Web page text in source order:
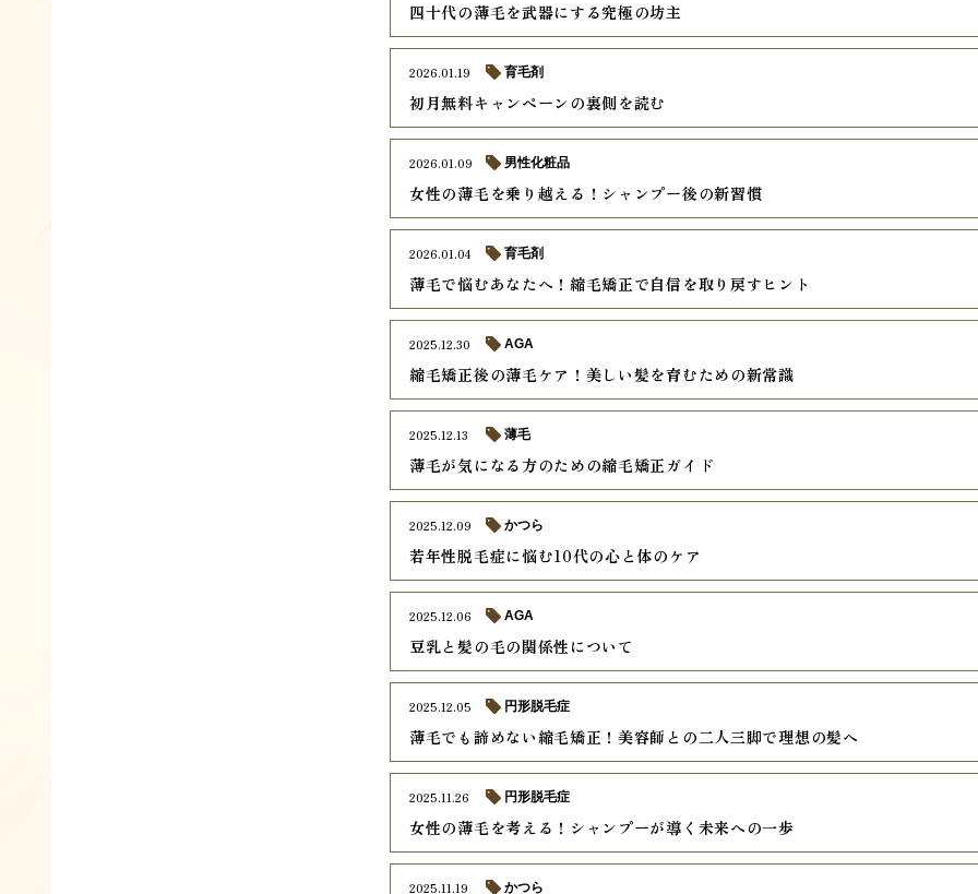
四十代の薄毛を武器にする究極の坊主
初月無料キャンペーンの裏側を読む
2026.01.19 育毛剤
女性の薄毛を乗り越える！シャンプー後の新習慣
2026.01.09 男性化粧品
薄毛で悩むあなたへ！縮毛矯正で自信を取り戻すヒント
2026.01.04 育毛剤
縮毛矯正後の薄毛ケア！美しい髪を育むための新常識
2025.12.30 AGA
薄毛が気になる方のための縮毛矯正ガイド
2025.12.13 薄毛
若年性脱毛症に悩む10代の心と体のケア
2025.12.09 かつら
豆乳と髪の毛の関係性について
2025.12.06 AGA
薄毛でも諦めない縮毛矯正！美容師との二人三脚で理想の髪へ
2025.12.05 円形脱毛症
女性の薄毛を考える！シャンプーが導く未来への一歩
2025.11.26 円形脱毛症
2025.11.19 かつら